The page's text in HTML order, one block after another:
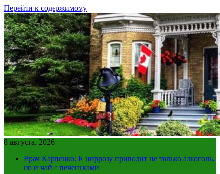
Перейти к содержимому
8 августа, 2026
Врач Карпенко: К циррозу приводит не только алкоголь,
но и чай с печеньками